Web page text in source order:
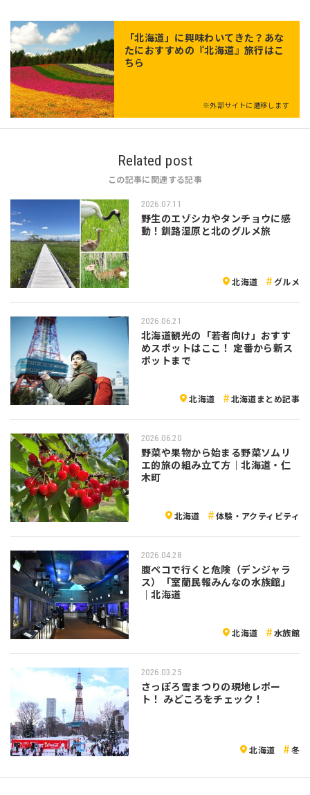
「北海道 」に興味わいてきた？あな
たにおすすめの『北海道』旅行はこ
ちら
※外部サイトに遷移します
Related post
この記事に関連する記事
2026.07.11
野生のエゾシカやタンチョウに感
動！釧路湿原と北のグルメ旅
北海道 グルメ
2026.06.21
北海道観光の「若者向け」おすす
めスポットはここ！ 定番から新ス
ポットまで
北海道 北海道まとめ記事
2026.06.20
野菜や果物から始まる野菜ソムリ
エ的旅の組み立て方｜北海道・仁
木町
北海道 体験・アクティビティ
2026.04.28
腹ペコで行くと危険（デンジャラ
ス）「室蘭民報みんなの水族館」
｜北海道
北海道 水族館
2026.03.25
さっぽろ雪まつりの現地レポー
ト！ みどころをチェック！
北海道 冬